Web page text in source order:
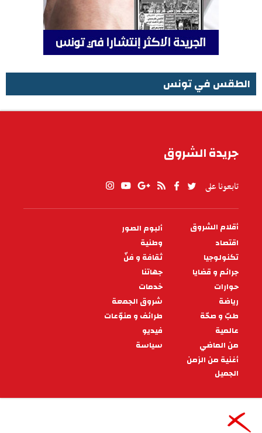
الطقس في تونس
جريدة الشروق
تابعونا على
PIED
DE
PAGE
أقلام الشروق
ألبوم الصور
اقتصاد
وطنية
تكنولوجيا
ثقافة و فنّ
جرائم و قضايا
جهاتنا
حوارات
خدمات
رياضة
شروق الجمعة
طبّ و صحّة
طرائف و منوّعات
عالمية
فيديو
من الماضي
سياسة
أغنية من الزمن
الجميل